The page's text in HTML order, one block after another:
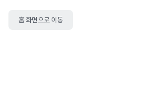
홈 화면으로 이동